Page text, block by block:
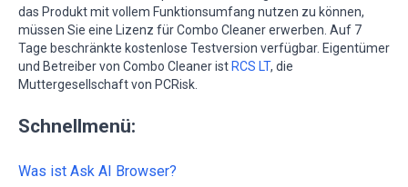
das Produkt mit vollem Funktionsumfang nutzen zu können,
müssen Sie eine Lizenz für Combo Cleaner erwerben. Auf 7
Tage beschränkte kostenlose Testversion verfügbar. Eigentümer
und Betreiber von Combo Cleaner ist RCS LT, die
Muttergesellschaft von PCRisk.
Schnellmenü:
Was ist Ask AI Browser?